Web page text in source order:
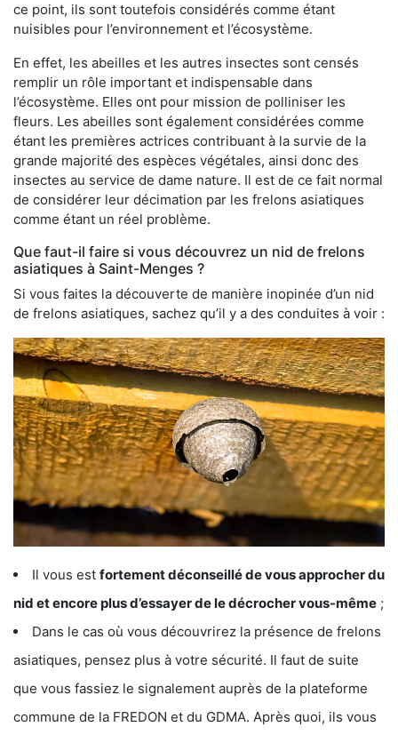
ce point, ils sont toutefois considérés comme étant
nuisibles pour l’environnement et l’écosystème.
En effet, les abeilles et les autres insectes sont censés
remplir un rôle important et indispensable dans
l’écosystème. Elles ont pour mission de polliniser les
fleurs. Les abeilles sont également considérées comme
étant les premières actrices contribuant à la survie de la
grande majorité des espèces végétales, ainsi donc des
insectes au service de dame nature. Il est de ce fait normal
de considérer leur décimation par les frelons asiatiques
comme étant un réel problème.
Que faut-il faire si vous découvrez un nid de frelons
asiatiques à Saint-Menges ?
Si vous faites la découverte de manière inopinée d’un nid
de frelons asiatiques, sachez qu’il y a des conduites à voir :
Il vous est fortement déconseillé de vous approcher du
nid et encore plus d’essayer de le décrocher vous-même ;
Dans le cas où vous découvrirez la présence de frelons
asiatiques, pensez plus à votre sécurité. Il faut de suite
que vous fassiez le signalement auprès de la plateforme
commune de la FREDON et du GDMA. Après quoi, ils vous